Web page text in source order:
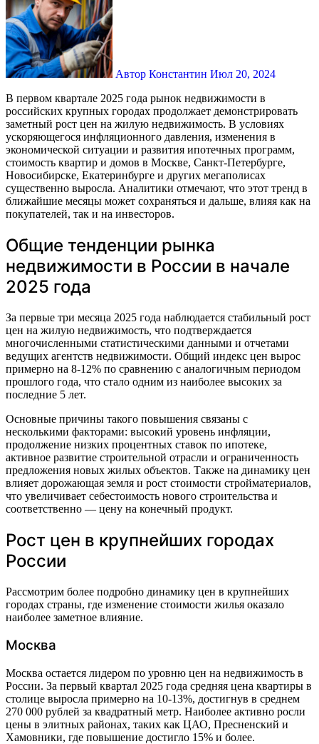
Автор Константин Июл 20, 2024
В первом квартале 2025 года рынок недвижимости в
российских крупных городах продолжает демонстрировать
заметный рост цен на жилую недвижимость. В условиях
ускоряющегося инфляционного давления, изменения в
экономической ситуации и развития ипотечных программ,
стоимость квартир и домов в Москве, Санкт-Петербурге,
Новосибирске, Екатеринбурге и других мегаполисах
существенно выросла. Аналитики отмечают, что этот тренд в
ближайшие месяцы может сохраняться и дальше, влияя как на
покупателей, так и на инвесторов.
Общие тенденции рынка
недвижимости в России в начале
2025 года
За первые три месяца 2025 года наблюдается стабильный рост
цен на жилую недвижимость, что подтверждается
многочисленными статистическими данными и отчетами
ведущих агентств недвижимости. Общий индекс цен вырос
примерно на 8-12% по сравнению с аналогичным периодом
прошлого года, что стало одним из наиболее высоких за
последние 5 лет.
Основные причины такого повышения связаны с
несколькими факторами: высокий уровень инфляции,
продолжение низких процентных ставок по ипотеке,
активное развитие строительной отрасли и ограниченность
предложения новых жилых объектов. Также на динамику цен
влияет дорожающая земля и рост стоимости стройматериалов,
что увеличивает себестоимость нового строительства и
соответственно — цену на конечный продукт.
Рост цен в крупнейших городах
России
Рассмотрим более подробно динамику цен в крупнейших
городах страны, где изменение стоимости жилья оказало
наиболее заметное влияние.
Москва
Москва остается лидером по уровню цен на недвижимость в
России. За первый квартал 2025 года средняя цена квартиры в
столице выросла примерно на 10-13%, достигнув в среднем
270 000 рублей за квадратный метр. Наиболее активно росли
цены в элитных районах, таких как ЦАО, Пресненский и
Хамовники, где повышение достигло 15% и более.